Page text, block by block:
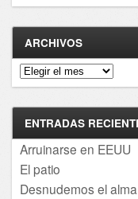
ARCHIVOS
Archivos
ENTRADAS
Arruinarse en EEUU
El patio
Desnudemos el alma